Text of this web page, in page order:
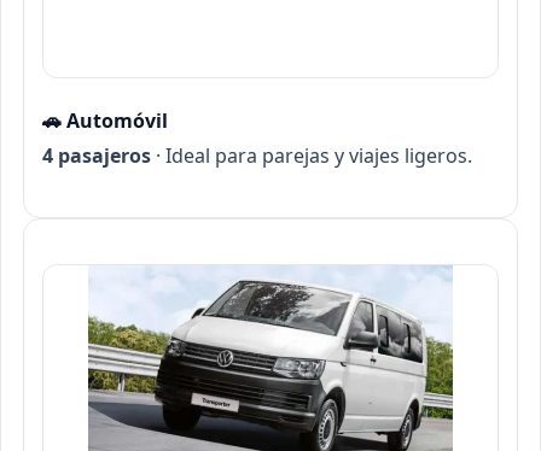
🚗 Automóvil
4 pasajeros· Ideal para parejas y viajes ligeros.